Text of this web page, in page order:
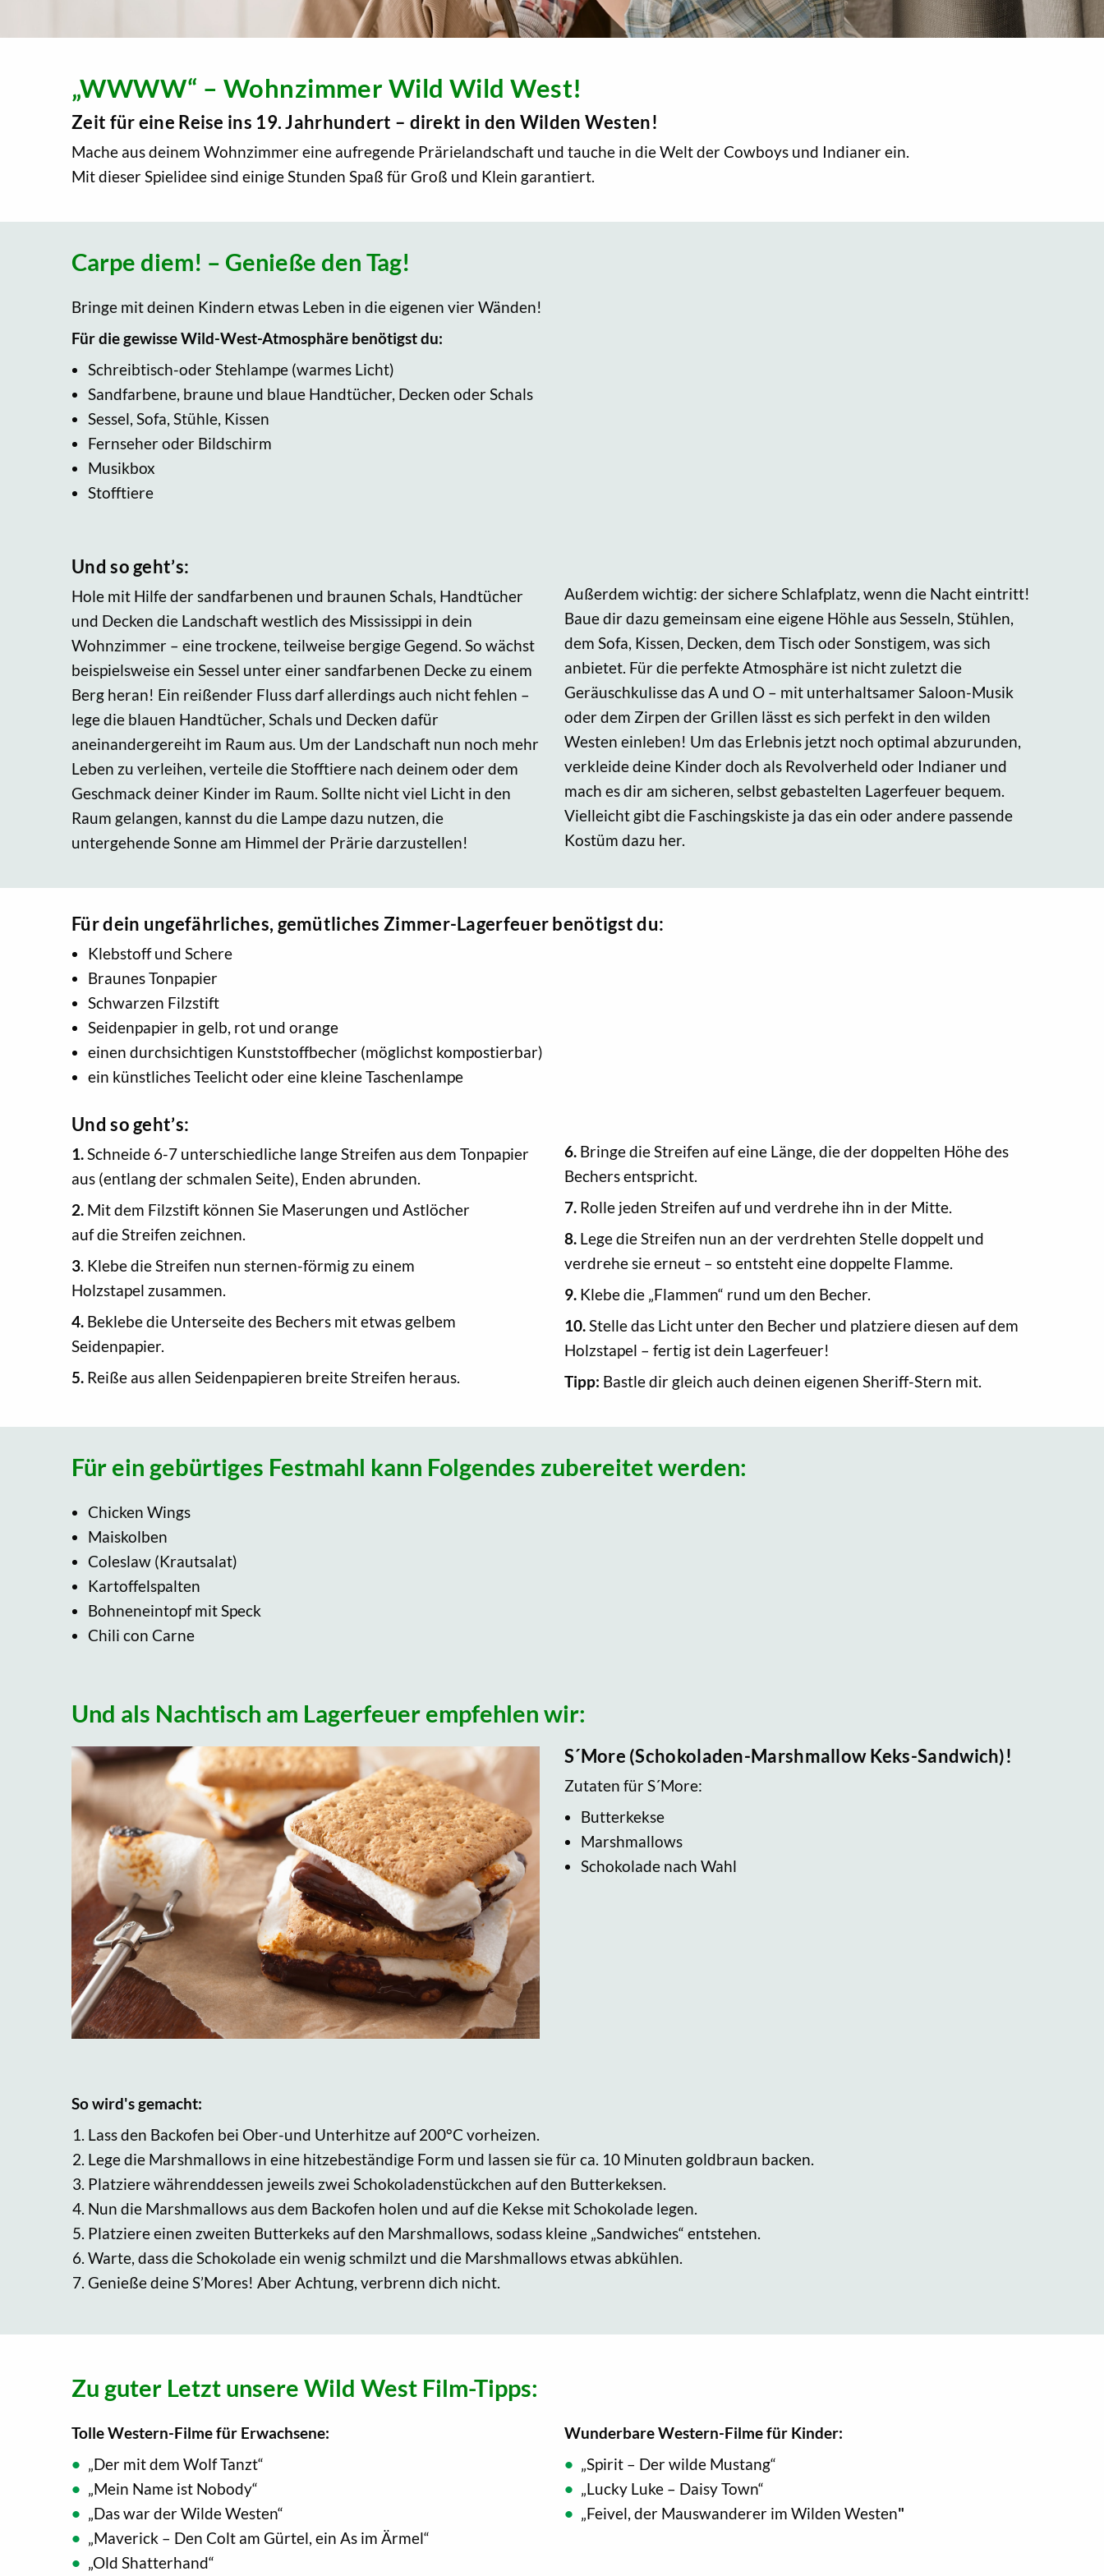
„WWWW“ – Wohnzimmer Wild Wild West!
Zeit für eine Reise ins 19. Jahrhundert – direkt in den Wilden Westen!
Mache aus deinem Wohnzimmer eine aufregende Prärielandschaft und tauche in die Welt der Cowboys und Indianer ein.
Mit dieser Spielidee sind einige Stunden Spaß für Groß und Klein garantiert.
Carpe diem! – Genieße den Tag!
Bringe mit deinen Kindern etwas Leben in die eigenen vier Wänden!
Für die gewisse Wild-West-Atmosphäre benötigst du:
Schreibtisch-oder Stehlampe (warmes Licht)
Sandfarbene, braune und blaue Handtücher, Decken oder Schals
Sessel, Sofa, Stühle, Kissen
Fernseher oder Bildschirm
Musikbox
Stofftiere
Und so geht’s:
Hole mit Hilfe der sandfarbenen und braunen Schals, Handtücher
und Decken die Landschaft westlich des Mississippi in dein
Wohnzimmer – eine trockene, teilweise bergige Gegend. So wächst
beispielsweise ein Sessel unter einer sandfarbenen Decke zu einem
Berg heran! Ein reißender Fluss darf allerdings auch nicht fehlen –
lege die blauen Handtücher, Schals und Decken dafür
aneinandergereiht im Raum aus. Um der Landschaft nun noch mehr
Leben zu verleihen, verteile die Stofftiere nach deinem oder dem
Geschmack deiner Kinder im Raum. Sollte nicht viel Licht in den
Raum gelangen, kannst du die Lampe dazu nutzen, die
untergehende Sonne am Himmel der Prärie darzustellen!
Außerdem wichtig: der sichere Schlafplatz, wenn die Nacht eintritt!
Baue dir dazu gemeinsam eine eigene Höhle aus Sesseln, Stühlen,
dem Sofa, Kissen, Decken, dem Tisch oder Sonstigem, was sich
anbietet. Für die perfekte Atmosphäre ist nicht zuletzt die
Geräuschkulisse das A und O – mit unterhaltsamer Saloon-Musik
oder dem Zirpen der Grillen lässt es sich perfekt in den wilden
Westen einleben! Um das Erlebnis jetzt noch optimal abzurunden,
verkleide deine Kinder doch als Revolverheld oder Indianer und
mach es dir am sicheren, selbst gebastelten Lagerfeuer bequem.
Vielleicht gibt die Faschingskiste ja das ein oder andere passende
Kostüm dazu her.
Für dein ungefährliches, gemütliches Zimmer-Lagerfeuer benötigst du:
Klebstoff und Schere
Braunes Tonpapier
Schwarzen Filzstift
Seidenpapier in gelb, rot und orange
einen durchsichtigen Kunststoffbecher (möglichst kompostierbar)
ein künstliches Teelicht oder eine kleine Taschenlampe
Und so geht’s:
1. Schneide 6-7 unterschiedliche lange Streifen aus dem Tonpapier
aus (entlang der schmalen Seite), Enden abrunden.
2. Mit dem Filzstift können Sie Maserungen und Astlöcher
auf die Streifen zeichnen.
3 . Klebe die Streifen nun sternen-förmig zu einem
Holzstapel zusammen.
4. Beklebe die Unterseite des Bechers mit etwas gelbem
Seidenpapier.
5. Reiße aus allen Seidenpapieren breite Streifen heraus.
6. Bringe die Streifen auf eine Länge, die der doppelten Höhe des
Bechers entspricht.
7. Rolle jeden Streifen auf und verdrehe ihn in der Mitte.
8. Lege die Streifen nun an der verdrehten Stelle doppelt und
verdrehe sie erneut – so entsteht eine doppelte Flamme.
9. Klebe die „Flammen“ rund um den Becher.
10. Stelle das Licht unter den Becher und platziere diesen auf dem
Holzstapel – fertig ist dein Lagerfeuer!
Tipp: Bastle dir gleich auch deinen eigenen Sheriff-Stern mit.
Für ein gebürtiges Festmahl kann Folgendes zubereitet werden:
Chicken Wings
Maiskolben
Coleslaw (Krautsalat)
Kartoffelspalten
Bohneneintopf mit Speck
Chili con Carne
Und als Nachtisch am Lagerfeuer empfehlen wir:
S´More (Schokoladen-Marshmallow Keks-Sandwich)!
Zutaten für S´More:
Butterkekse
Marshmallows
Schokolade nach Wahl
So wird's gemacht:
Lass den Backofen bei Ober-und Unterhitze auf 200°C vorheizen.
Lege die Marshmallows in eine hitzebeständige Form und lassen sie für ca. 10 Minuten goldbraun backen.
Platziere währenddessen jeweils zwei Schokoladenstückchen auf den Butterkeksen.
Nun die Marshmallows aus dem Backofen holen und auf die Kekse mit Schokolade legen.
Platziere einen zweiten Butterkeks auf den Marshmallows, sodass kleine „Sandwiches“ entstehen.
Warte, dass die Schokolade ein wenig schmilzt und die Marshmallows etwas abkühlen.
Genieße deine S’Mores! Aber Achtung, verbrenn dich nicht.
Zu guter Letzt unsere Wild West Film-Tipps:
Tolle Western-Filme für Erwachsene:
„Der mit dem Wolf Tanzt“
„Mein Name ist Nobody“
­„Das war der Wilde Westen“
„Maverick – Den Colt am Gürtel, ein As im Ärmel“
„Old Shatterhand“
Wunderbare Western-Filme für Kinder:
„Spirit – Der wilde Mustang“
„Lucky Luke – Daisy Town“
„Feivel, der Mauswanderer im Wilden Westen"